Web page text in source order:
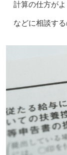
計算の仕方が
などに相談する